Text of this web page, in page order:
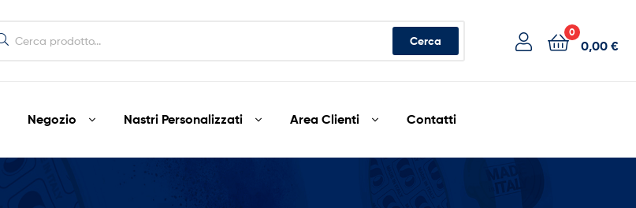
Cerca
0
0,00 €
Negozio Nastri Personalizzati Area Clienti Contatti